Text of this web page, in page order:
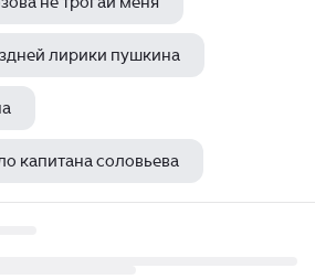
лирики пушкина
капитана соловьева